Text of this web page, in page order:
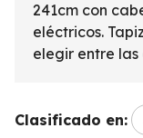
241cm con
eléctricos.
elegir entre
Clasificado en: